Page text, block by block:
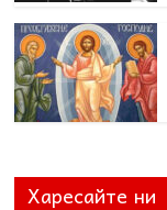
Харесайте ни